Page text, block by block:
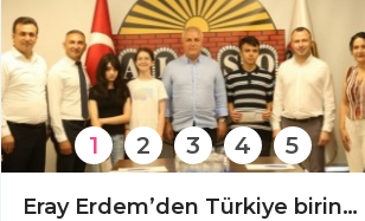
Türkiye birincisi öğrencisini ödüllendirdi!
1 2 3 4 5